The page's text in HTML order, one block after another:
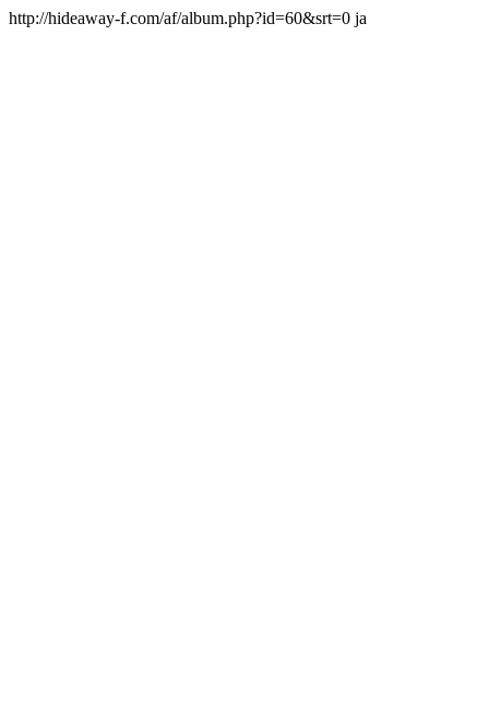
http://hideaway-f.com/af/album.php?id=60&srt=0 ja